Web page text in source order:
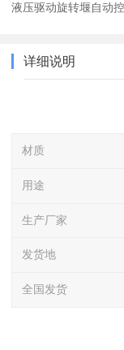
液压驱动旋转堰自动
详细说明
材质
用途
生产厂家
发货地
全国发货